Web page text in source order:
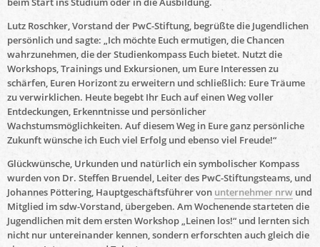
Lutz Roschker, Vorstand der PwC-Stiftung, begrüßte die Jugendlichen
persönlich und sagte: „Ich möchte Euch ermutigen, die Chancen
wahrzunehmen, die der Studienkompass Euch bietet. Nutzt die
Workshops, Trainings und Exkursionen, um Eure Interessen zu
schärfen, Euren Horizont zu erweitern und schließlich: Eure Träume
zu verwirklichen. Heute begebt Ihr Euch auf einen Weg voller
Entdeckungen, Erkenntnisse und persönlicher
Wachstumsmöglichkeiten. Auf diesem Weg in Eure ganz persönliche
Zukunft wünsche ich Euch viel Erfolg und ebenso viel Freude!“
Glückwünsche, Urkunden und natürlich ein symbolischer Kompass
wurden von Dr. Steffen Bruendel, Leiter des PwC-Stiftungsteams, und
Johannes Pöttering, Hauptgeschäftsführer von unternehmer nrw und
Mitglied im sdw-Vorstand, übergeben. Am Wochenende starteten die
Jugendlichen mit dem ersten Workshop „Leinen los!“ und lernten sich
nicht nur untereinander kennen, sondern erforschten auch gleich die